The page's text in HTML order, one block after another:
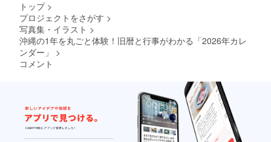
トップ >
プロジェクトをさがす >
写真集・イラスト >
沖縄の1年を丸ごと体験！旧暦と行事がわかる「2026年カレ
ンダー」
>
コメント